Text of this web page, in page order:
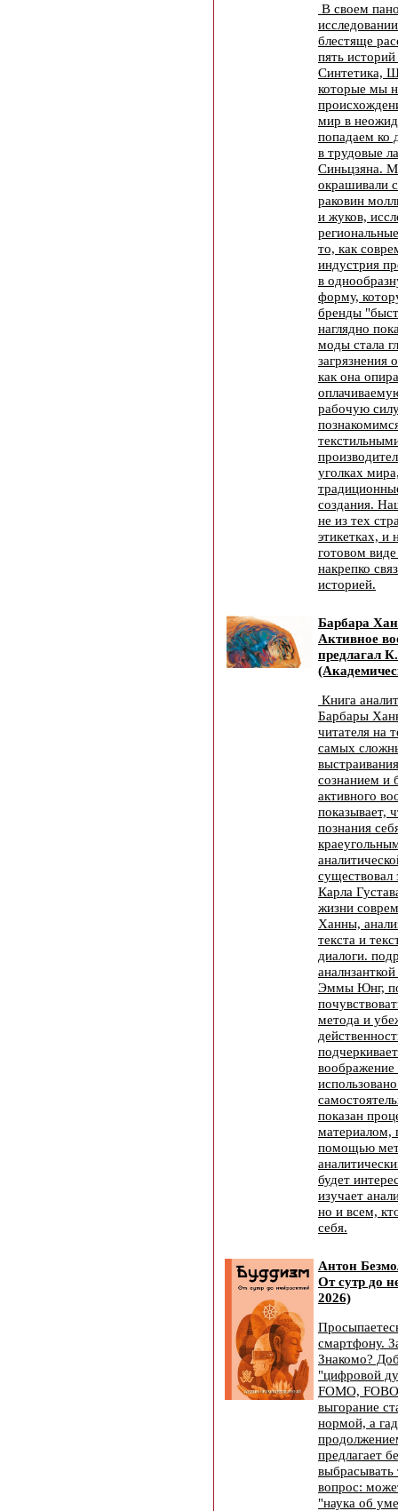
В своем
блестяще
пять
Синтетика,
которые мы
мир в
попадаем ко
в трудовые
Синьцзяна.
окрашивали
раковин
и жуков,
то, как
индустрия
в
форму,
бренды
наглядно
моды стала
как она
рабочую
уголках
создания.
не из тех
этикетках, и
готовом
накрепко
историей.
Барбара
Активное
предлагал
Книга
Барбары
читателя на
самых
сознанием и
активного
показывает,
познания
существовал
Карла
жизни
Ханны,
текста и
диалоги.
Эммы Юнг,
метода и
показан
материалом,
помощью
будет
изучает
но и всем,
себя.
Антон
От сутр до
2026)
смартфону.
Знакомо?
"цифровой
FOMO,
выгорание
нормой, а
предлагает
выбрасывать
вопрос:
"наука об